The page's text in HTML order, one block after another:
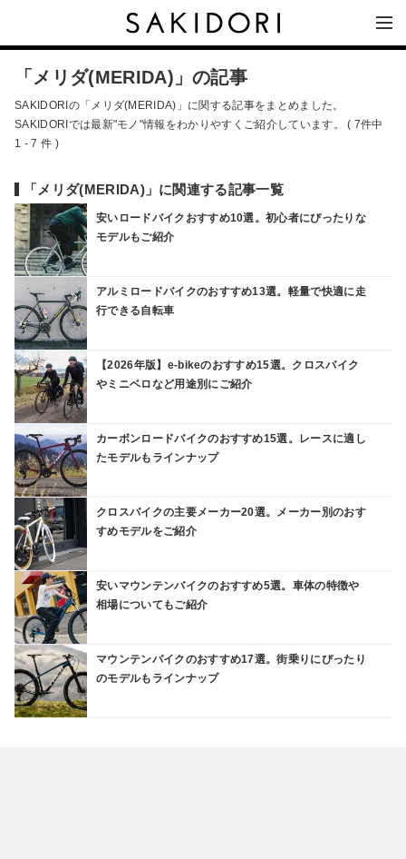
「メリダ(MERIDA)」の記事
SAKIDORIの「メリダ(MERIDA)」に関する記事をまとめました。
SAKIDORIでは最新"モノ"情報をわかりやすくご紹介しています。 ( 7件中
1 - 7 件 )
「メリダ(MERIDA)」に関連する記事一覧
安いロードバイクおすすめ10選。初心者にぴったりな
モデルもご紹介
アルミロードバイクのおすすめ13選。軽量で快適に走
行できる自転車
【2026年版】e-bikeのおすすめ15選。クロスバイク
やミニベロなど用途別にご紹介
カーボンロードバイクのおすすめ15選。レースに適し
たモデルもラインナップ
クロスバイクの主要メーカー20選。メーカー別のおす
すめモデルをご紹介
安いマウンテンバイクのおすすめ5選。車体の特徴や
相場についてもご紹介
マウンテンバイクのおすすめ17選。街乗りにぴったり
のモデルもラインナップ